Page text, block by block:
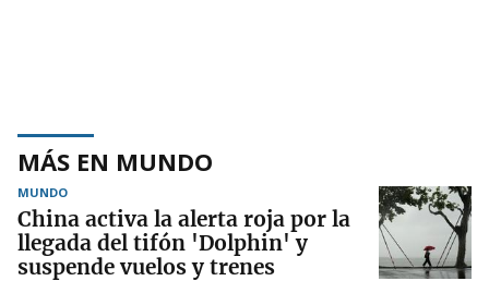
MÁS EN MUNDO
MUNDO
China activa la alerta roja por la
llegada del tifón 'Dolphin' y
suspende vuelos y trenes